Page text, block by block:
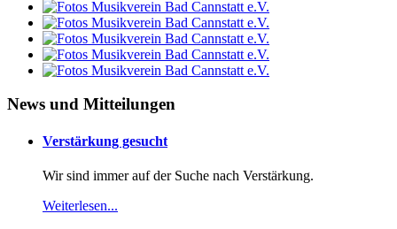
News und Mitteilungen
Verstärkung gesucht
Wir sind immer auf der Suche nach Verstärkung.
Weiterlesen...